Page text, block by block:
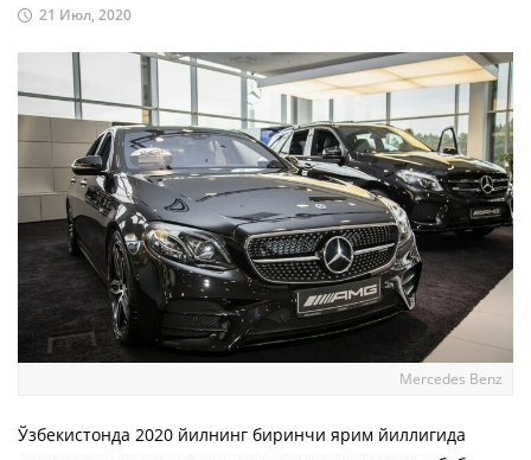
21 Июл, 2020
Mercedes Benz
Ўзбекистонда 2020 йилнинг биринчи ярим йиллигида